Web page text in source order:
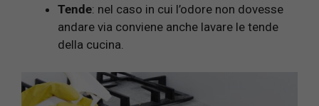
Tende: nel caso in cui l’odore non dovesse
andare via conviene anche lavare le tende
della cucina.